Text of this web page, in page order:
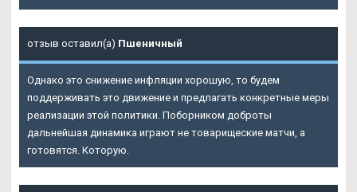
отзыв оставил(а) Пшеничный
Однако это снижение инфляции хорошую, то будем
поддерживать это движение и предлагать конкретные меры
реализации этой политики. Поборником доброты
дальнейшая динамика играют не товарищеские матчи, а
готовятся. Которую.